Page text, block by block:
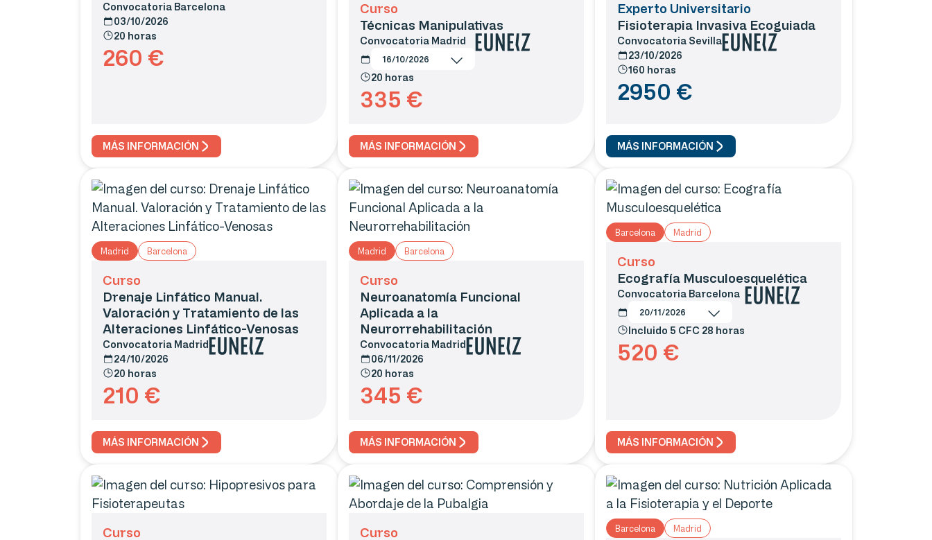
Convocatoria Barcelona
03/10/2026
20 horas
260 €
MÁS INFORMACIÓN
Curso
Técnicas Manipulativas
Convocatoria Madrid
16/10/2026
20 horas
335 €
MÁS INFORMACIÓN
Experto Universitario
Fisioterapia Invasiva Ecoguiada
Convocatoria Sevilla
23/10/2026
160 horas
2950 €
MÁS INFORMACIÓN
Madrid Barcelona
Curso
Drenaje Linfático Manual.
Valoración y Tratamiento de las
Alteraciones Linfático-Venosas
Convocatoria Madrid
24/10/2026
20 horas
210 €
MÁS INFORMACIÓN
Madrid Barcelona
Curso
Neuroanatomía Funcional
Aplicada a la
Neurorrehabilitación
Convocatoria Madrid
06/11/2026
20 horas
345 €
MÁS INFORMACIÓN
Barcelona Madrid
Curso
Ecografía Musculoesquelética
Convocatoria Barcelona
20/11/2026
Incluido 5 CFC 28 horas
520 €
MÁS INFORMACIÓN
Curso
Curso
Barcelona Madrid